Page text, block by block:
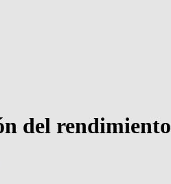
del rendimiento